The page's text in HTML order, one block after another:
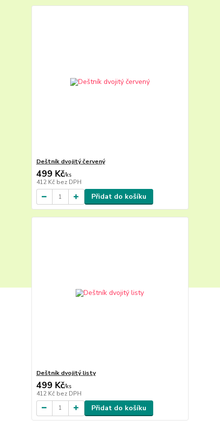
Deštník dvojitý červený
499 Kč/ks
412 Kč bez DPH
Přidat do košíku
Deštník dvojitý listy
499 Kč/ks
412 Kč bez DPH
Přidat do košíku